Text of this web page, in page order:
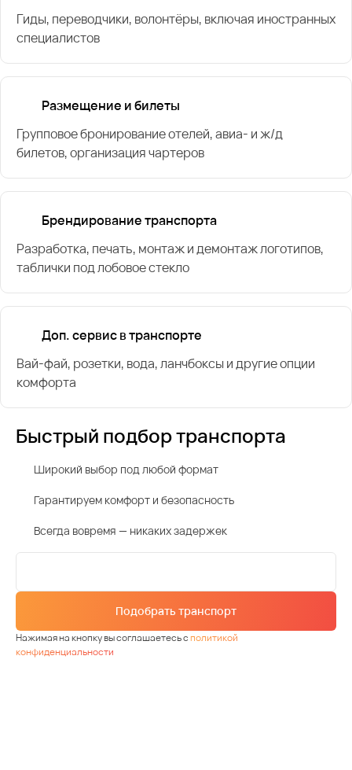
Гиды, переводчики, волонтёры, включая иностранных
специалистов
Размещение и билеты
Групповое бронирование отелей, авиа- и ж/д
билетов, организация чартеров
Брендирование транспорта
Разработка, печать, монтаж и демонтаж логотипов,
таблички под лобовое стекло
Доп. сервис в транспорте
Вай-фай, розетки, вода, ланчбоксы и другие опции
комфорта
Быстрый подбор транспорта
Широкий выбор под любой формат
Гарантируем комфорт и безопасность
Всегда вовремя — никаких задержек
Подобрать транспорт
Нажимая на кнопку вы соглашаетесь сполитикой
конфиденциальности